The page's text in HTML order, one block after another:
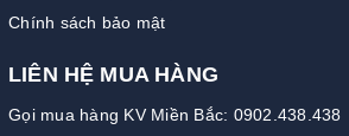
Chính sách bảo mật
LIÊN HỆ MUA HÀNG
Gọi mua hàng KV Miền Bắc: 0902.438.438